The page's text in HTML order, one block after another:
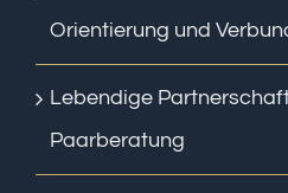
Orientierung und
Lebendige
Paarberatung